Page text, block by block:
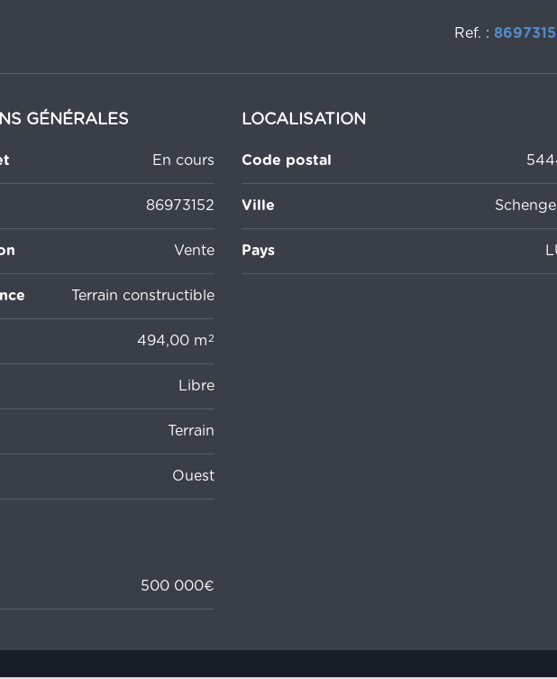
Ref. :
GÉNÉRALES
En cours
86973152
Vente
Terrain constructible
494,00 m 2
Libre
Terrain
Ouest
LOCALISATION
Code postal
Ville
Pays
500 000€